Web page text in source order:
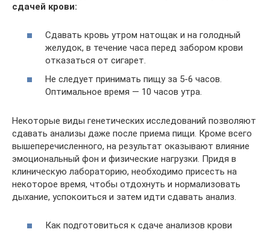
сдачей крови:
Сдавать кровь утром натощак и на голодный
желудок, в течение часа перед забором крови
отказаться от сигарет.
Не следует принимать пищу за 5-6 часов.
Оптимальное время — 10 часов утра.
Некоторые виды генетических исследований позволяют
сдавать анализы даже после приема пищи. Кроме всего
вышеперечисленного, на результат оказывают влияние
эмоциональный фон и физические нагрузки. Придя в
клиническую лабораторию, необходимо присесть на
некоторое время, чтобы отдохнуть и нормализовать
дыхание, успокоиться и затем идти сдавать анализ.
Как подготовиться к сдаче анализов крови